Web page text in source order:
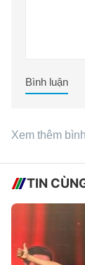
Bình luận
Xem thêm
TIN